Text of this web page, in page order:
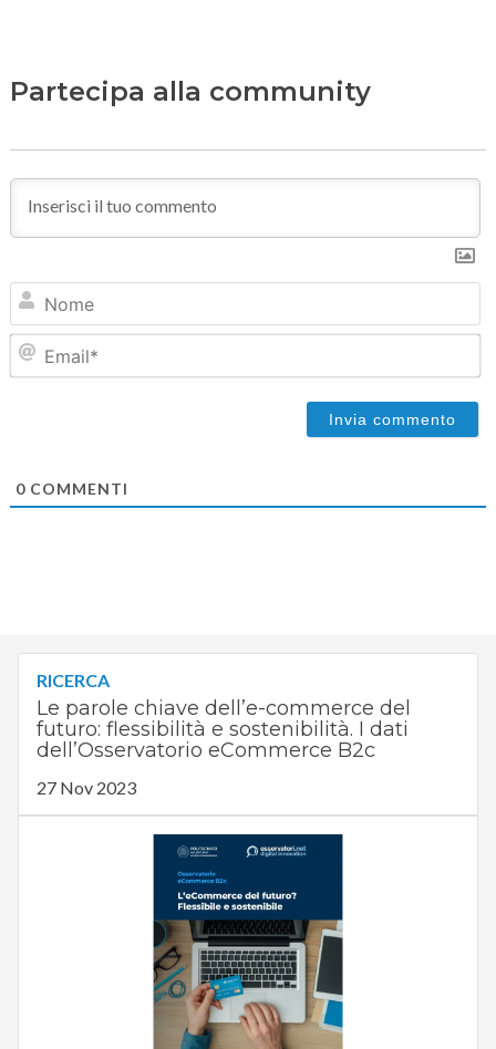
Partecipa alla community
0COMMENTI
RICERCA
Le parole chiave dell’e-commerce del
futuro: flessibilità e sostenibilità. I dati
dell’Osservatorio eCommerce B2c
27 Nov 2023